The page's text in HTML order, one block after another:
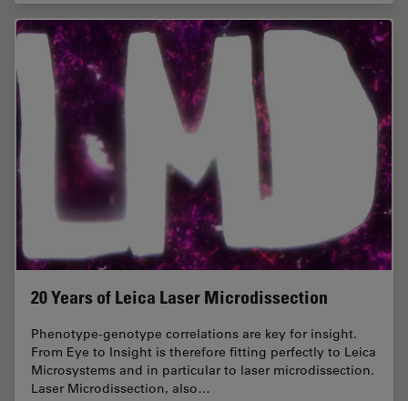
20 Years of Leica Laser Microdissection
Phenotype-genotype correlations are key for insight.
From Eye to Insight is therefore fitting perfectly to Leica
Microsystems and in particular to laser microdissection.
Laser Microdissection, also…